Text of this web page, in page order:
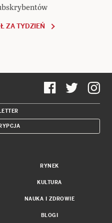
ZA TYDZIEŃ
RYNEK
KULTURA
NAUKA I ZDROWIE
BLOGI